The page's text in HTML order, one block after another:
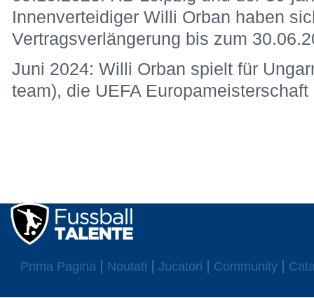
Innenverteidiger Willi Orban haben
Vertragsverlängerung bis zum
Juni 2024: Willi Orban spielt für
team), die UEFA
Prima Pagina Noutati Jucatori Community